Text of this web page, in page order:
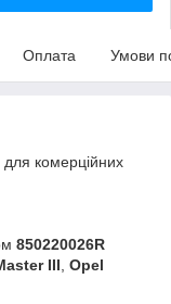
Оплата Умови
комерційних
850220026R
III Opel